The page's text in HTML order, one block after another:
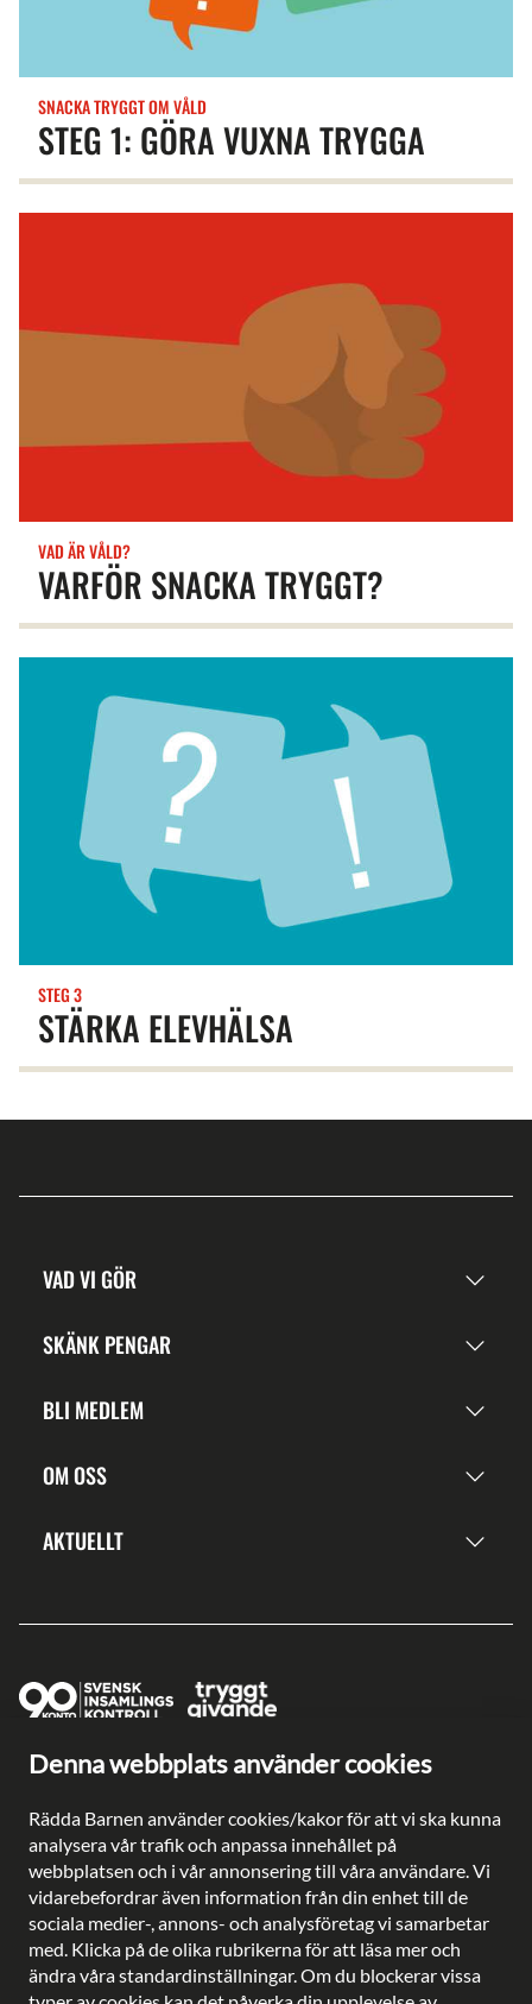
Denna webbplats använder cookies
Rädda Barnen använder cookies/kakor för att vi ska kunna
analysera vår trafik och anpassa innehållet på
webbplatsen och i vår annonsering till våra användare. Vi
vidarebefordrar även information från din enhet till de
sociala medier-, annons- och analysföretag vi samarbetar
med. Klicka på de olika rubrikerna för att läsa mer och
ändra våra standardinställningar. Om du blockerar vissa
STEG 1: GÖRA VUXNA TRYGGA
SNACKA TRYGGT OM VÅLD
VARFÖR SNACKA TRYGGT?
VAD ÄR VÅLD?
STÄRKA ELEVHÄLSA
STEG 3
VAD VI GÖR
SKÄNK PENGAR
BLI MEDLEM
OM OSS
AKTUELLT
Ge en gåva direkt
Plusgiro: 90 2003-3
Bankgiro: 902-0033
Säkra betalningar med